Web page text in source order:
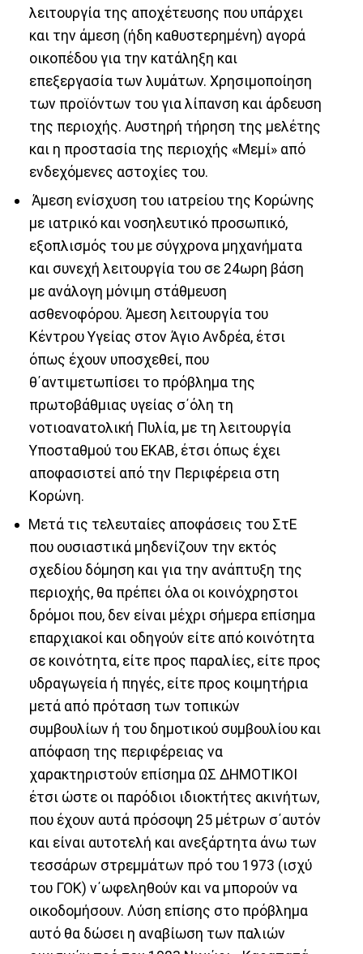
λειτουργία της αποχέτευσης που υπάρχει
και την άμεση (ήδη καθυστερημένη) αγορά
οικοπέδου για την κατάληξη και
επεξεργασία των λυμάτων. Χρησιμοποίηση
των προϊόντων του για λίπανση και άρδευση
της περιοχής. Αυστηρή τήρηση της μελέτης
και η προστασία της περιοχής «Μεμί» από
ενδεχόμενες αστοχίες του.
Άμεση ενίσχυση του ιατρείου της Κορώνης
με ιατρικό και νοσηλευτικό προσωπικό,
εξοπλισμός του με σύγχρονα μηχανήματα
και συνεχή λειτουργία του σε 24ωρη βάση
με ανάλογη μόνιμη στάθμευση
ασθενοφόρου. Άμεση λειτουργία του
Κέντρου Υγείας στον Άγιο Ανδρέα, έτσι
όπως έχουν υποσχεθεί, που
θ΄αντιμετωπίσει το πρόβλημα της
πρωτοβάθμιας υγείας σ΄όλη τη
νοτιοανατολική Πυλία, με τη λειτουργία
Υποσταθμού του ΕΚΑΒ, έτσι όπως έχει
αποφασιστεί από την Περιφέρεια στη
Κορώνη.
Μετά τις τελευταίες αποφάσεις του ΣτΕ
που ουσιαστικά μηδενίζουν την εκτός
σχεδίου δόμηση και για την ανάπτυξη της
περιοχής, θα πρέπει όλα οι κοινόχρηστοι
δρόμοι που, δεν είναι μέχρι σήμερα επίσημα
επαρχιακοί και οδηγούν είτε από κοινότητα
σε κοινότητα, είτε προς παραλίες, είτε προς
υδραγωγεία ή πηγές, είτε προς κοιμητήρια
μετά από πρόταση των τοπικών
συμβουλίων ή του δημοτικού συμβουλίου και
απόφαση της περιφέρειας να
χαρακτηριστούν επίσημα ΩΣ ΔΗΜΟΤΙΚΟΙ
έτσι ώστε οι παρόδιοι ιδιοκτήτες ακινήτων,
που έχουν αυτά πρόσοψη 25 μέτρων σ΄αυτόν
και είναι αυτοτελή και ανεξάρτητα άνω των
τεσσάρων στρεμμάτων πρό του 1973 (ισχύ
του ΓΟΚ) ν΄ωφεληθούν και να μπορούν να
οικοδομήσουν. Λύση επίσης στο πρόβλημα
αυτό θα δώσει η αναβίωση των παλιών